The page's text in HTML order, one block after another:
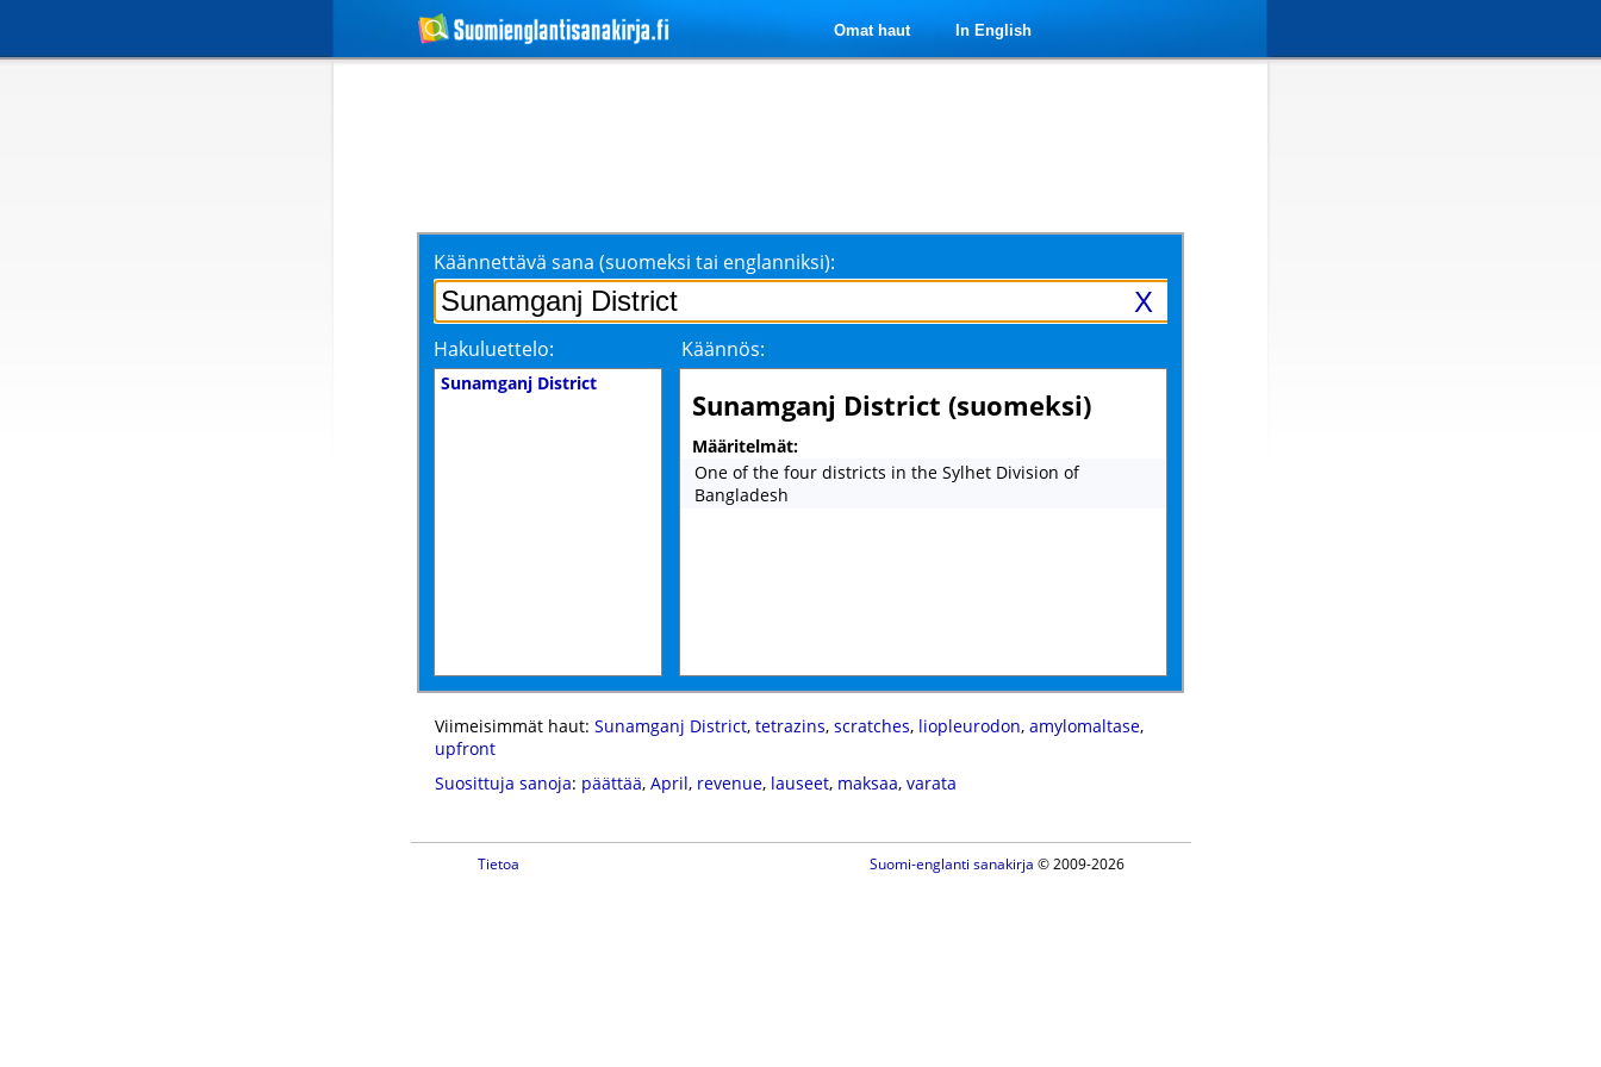
Omat haut In English
Käännettävä sana (suomeksi tai englanniksi):
X
Hakuluettelo: Käännös:
Sunamganj District
Sunamganj District (suomeksi)
Määritelmät:
One of the four districts in the Sylhet Division of
Bangladesh
Viimeisimmät haut: Sunamganj District, tetrazins, scratches, liopleurodon, amylomaltase,
upfront
Suosittuja sanoja: päättää, April, revenue, lauseet, maksaa, varata
Tietoa Suomi-englanti sanakirja © 2009-2026